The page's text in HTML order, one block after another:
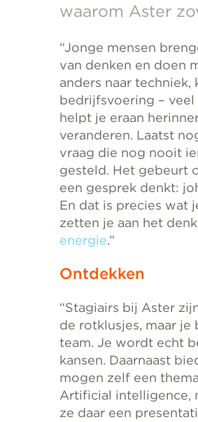
waarom Aster
“Jonge mensen
van denken en doen
anders naar techniek,
bedrijfsvoering –
helpt je eraan
veranderen. Laatst
vraag die nog nooit
gesteld. Het gebeurt
een gesprek denkt:
En dat is precies wat
zetten je aan het
energie.”
Ontdekken
“Stagiairs bij Aster
de rotklusjes, maar
team. Je wordt echt
kansen. Daarnaast
mogen zelf een
Artificial intelligence,
ze daar een